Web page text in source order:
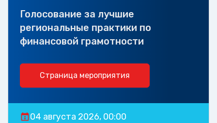
Голосование за лучшие
региональные практики по
финансовой грамотности
Страница мероприятия
04 августа 2026, 00:00